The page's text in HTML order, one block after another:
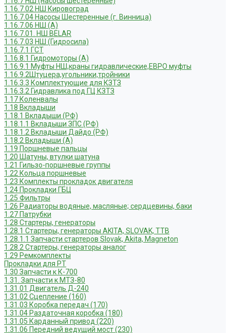
1.16.7.02 НШ Кировоград
1.16.7.04 Насосы Шестеренные (г. Винница)
1.16.7.06 НШ (А)
1.16.7.01. НШ BELAR
1.16.7.03 НШ (Гидросила)
1.16.7.1 ГСТ
1.16.8.1 Гидромоторы (А)
1.16.9.1 Муфты НШ,краны гидравлические,ЕВРО муфты
1.16.9.2Штуцера,угольники,тройники
1.16.3.3 Комплектующие для КЗТЗ
1.16.3.2 Гидравлика под ГЦ КЗТЗ
1.17 Коленвалы
1.18 Вкладыши
1.18.1 Вкладыши (РФ)
1.18.1.1 Вкладыши ЗПС (РФ)
1.18.1.2 Вкладыши Дайдо (РФ)
1.18.2 Вкладыши (А)
1.19 Поршневые пальцы
1.20 Шатуны, втулки шатуна
1.21 Гильзо-поршневые группы
1.22 Кольца поршневые
1.23 Комплекты прокладок двигателя
1.24 Прокладки ГБЦ
1.25 Фильтры
1.26 Радиаторы водяные, масляные; сердцевины, баки
1.27 Патрубки
1.28 Стартеры, генераторы
1.28.1 Стартеры, генераторы AKITA, SLOVAK, ТТВ
1.28.1.1 Запчасти стартеров Slovak, Akita, Magneton
1.28.2 Стартеры, генераторы аналог
1.29 Ремкомплекты
Прокладки для РТ
1.30 Запчасти к К-700
1.31. Запчасти к МТЗ-80
1.31.01 Двигатель Д-240
1.31.02 Сцепление (160)
1.31.03 Коробка передач (170)
1.31.04 Раздаточная коробка (180)
1.31.05 Карданный привод (220)
1.31.06 Передний ведущий мост (230)